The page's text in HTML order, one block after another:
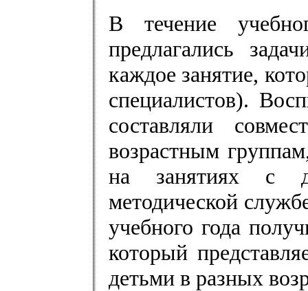
В течение
предлагались
каждое занятие,
специалистов).
составляли
возрастным
на занятиях с
методической
учебного года
который
детьми в разных